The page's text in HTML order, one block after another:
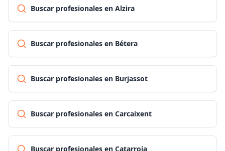
Buscar profesionales en Alzira
Buscar profesionales en Bétera
Buscar profesionales en Burjassot
Buscar profesionales en Carcaixent
Buscar profesionales en Catarroja